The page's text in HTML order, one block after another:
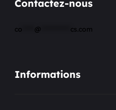
Contactez-nous
co @ cs.com
Informations